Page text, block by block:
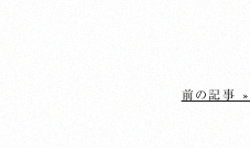
前の記事 »